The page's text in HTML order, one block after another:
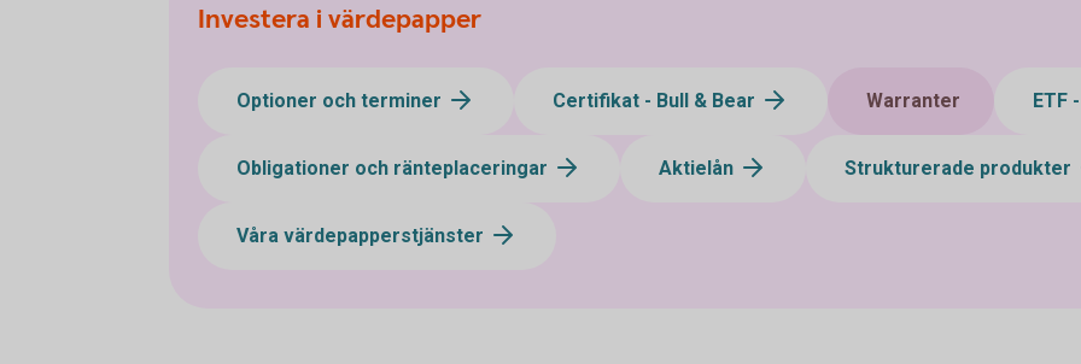
Investera i värdepapper
Optioner och terminer Certifikat - Bull & Bear Warranter ETF
Obligationer och ränteplaceringar Aktielån Strukturerade produkter
Våra värdepapperstjänster